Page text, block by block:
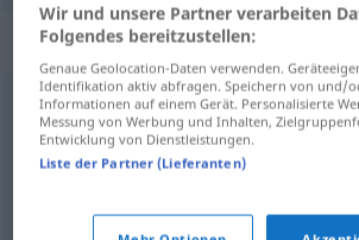
Synonyme für
reagieren (auf etwas)
Wir und unsere Partner verarbeiten
Folgendes bereitzustellen:
Genaue Geolocation-Daten verwenden.
Identifikation aktiv abfragen. Speichern von und/
Informationen auf einem Gerät. Personalisierte
Messung von Werbung und Inhalten,
Entwicklung von Dienstleistungen.
Liste der Partner (Lieferanten)